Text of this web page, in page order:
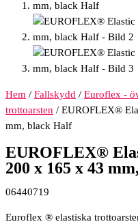
Hem / Fallskydd / Euroflex -
trottoarsten / EUROFLEX®
mm, black Half
EUROFLEX®
200 x 165 x 43
06440719
Euroflex ® elastiska